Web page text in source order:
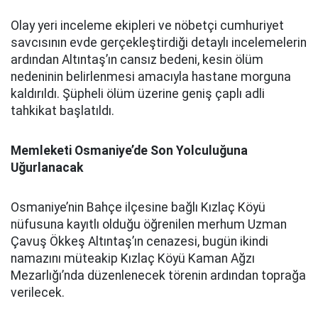
Olay yeri inceleme ekipleri ve nöbetçi cumhuriyet
savcısının evde gerçekleştirdiği detaylı incelemelerin
ardından Altıntaş’ın cansız bedeni, kesin ölüm
nedeninin belirlenmesi amacıyla hastane morguna
kaldırıldı. Şüpheli ölüm üzerine geniş çaplı adli
tahkikat başlatıldı.
Memleketi Osmaniye’de Son Yolculuğuna
Uğurlanacak
Osmaniye’nin Bahçe ilçesine bağlı Kızlaç Köyü
nüfusuna kayıtlı olduğu öğrenilen merhum Uzman
Çavuş Ökkeş Altıntaş’ın cenazesi, bugün ikindi
namazını müteakip Kızlaç Köyü Kaman Ağzı
Mezarlığı’nda düzenlenecek törenin ardından toprağa
verilecek.